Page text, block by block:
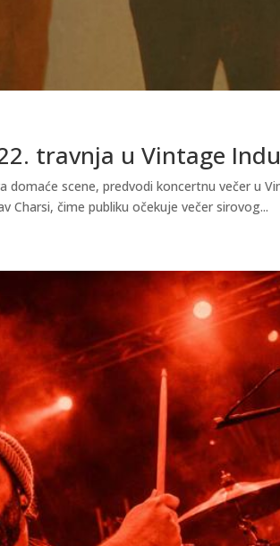
travnja u Vintage
scene, predvodi koncertnu večer u
Charsi, čime publiku očekuje večer sirovog...